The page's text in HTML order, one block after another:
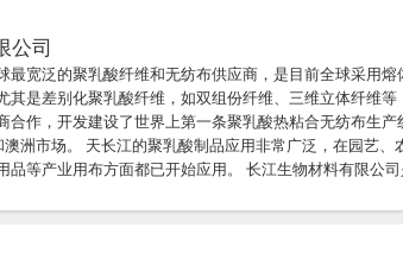
公司
最宽泛的聚乳酸纤维和无纺布供应商，是目前全球采用
其是差别化聚乳酸纤维，如双组份纤维、三维立体纤维
合作，开发建设了世界上第一条聚乳酸热粘合无纺布生
洲市场。 天长江的聚乳酸制品应用非常广泛，在园艺
品等产业用布方面都已开始应用。 长江生物材料有限公